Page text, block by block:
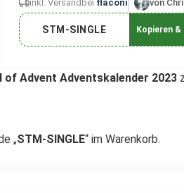
inkl. Versand bei flaconi von
STM-SINGLE Kopieren &
of Advent Adventskalender 2023
„STM-SINGLE“ im Warenkorb.